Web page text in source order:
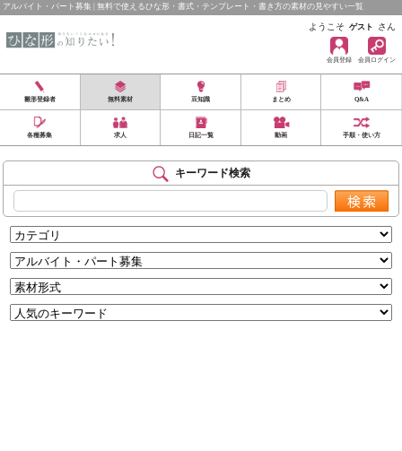
アルバイト・パート募集 | 無料で使えるひな形・書式・テンプレート・書き方の素材の見やすい一覧
ようこそ ゲスト さん
会員登録 会員ログイン
雛形登録者 無料素材 豆知識 まとめ Q&A
各種募集 求人 日記一覧 動画 手順・使い方
キーワード検索